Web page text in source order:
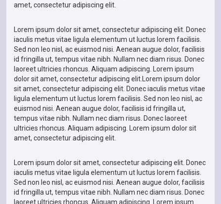
amet, consectetur adipiscing elit.
Lorem ipsum dolor sit amet, consectetur adipiscing elit. Donec
iaculis metus vitae ligula elementum ut luctus lorem facilisis.
Sed non leo nisl, ac euismod nisi. Aenean augue dolor, facilisis
id fringilla ut, tempus vitae nibh. Nullam nec diam risus. Donec
laoreet ultricies rhoncus. Aliquam adipiscing. Lorem ipsum
dolor sit amet, consectetur adipiscing elit.Lorem ipsum dolor
sit amet, consectetur adipiscing elit. Donec iaculis metus vitae
ligula elementum ut luctus lorem facilisis. Sed non leo nisl, ac
euismod nisi. Aenean augue dolor, facilisis id fringilla ut,
tempus vitae nibh. Nullam nec diam risus. Donec laoreet
ultricies rhoncus. Aliquam adipiscing. Lorem ipsum dolor sit
amet, consectetur adipiscing elit.
Lorem ipsum dolor sit amet, consectetur adipiscing elit. Donec
iaculis metus vitae ligula elementum ut luctus lorem facilisis.
Sed non leo nisl, ac euismod nisi. Aenean augue dolor, facilisis
id fringilla ut, tempus vitae nibh. Nullam nec diam risus. Donec
laoreet ultricies rhoncus. Aliquam adipiscing. Lorem ipsum